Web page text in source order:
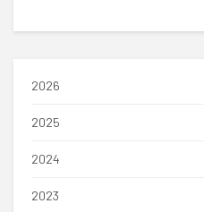
2026
2025
2024
2023